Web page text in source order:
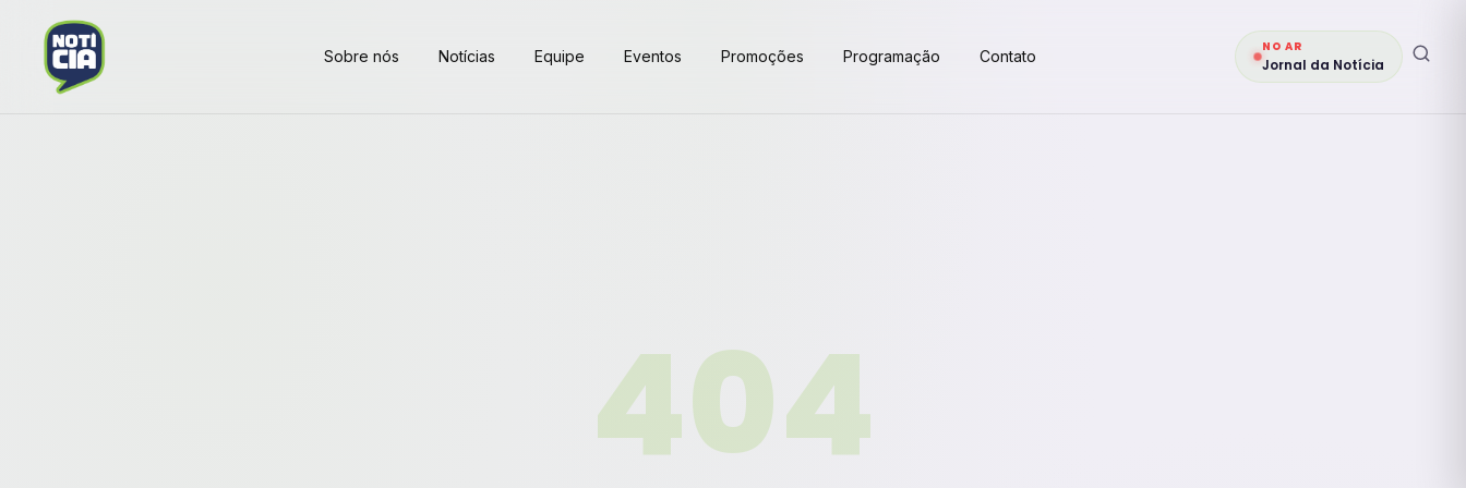
Sobre nós Notícias Equipe Eventos Promoções Programação Contato
NO AR
Jornal da Notícia
404